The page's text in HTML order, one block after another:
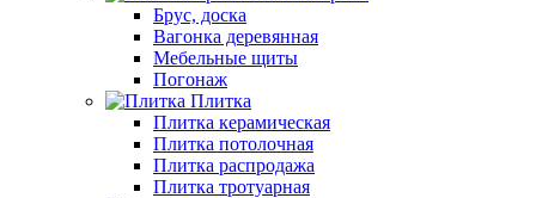
Брус, доска
Вагонка деревянная
Мебельные щиты
Погонаж
Плитка
Плитка керамическая
Плитка потолочная
Плитка распродажа
Плитка тротуарная